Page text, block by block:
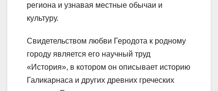
региона и узнавая местные обычаи и
культуру.
Свидетельством любви Геродота к родному
городу является его научный труд
«История», в котором он описывает историю
Галикарнаса и других древних греческих